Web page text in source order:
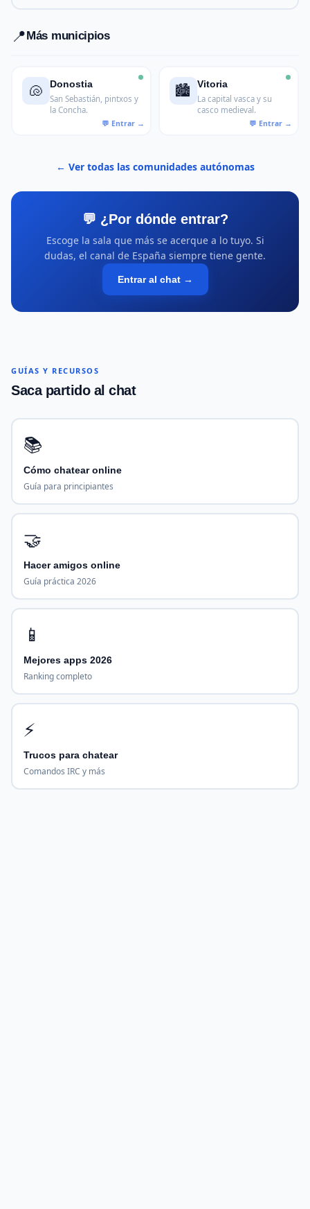
📍Más municipios
🐚
Donostia
San Sebastián, pintxos y
la Concha.
🏙️
Vitoria
La capital vasca y su
casco medieval.
← Ver todas las comunidades autónomas
💬 ¿Por dónde entrar?
Escoge la sala que más se acerque a lo tuyo. Si
dudas, el canal de España siempre tiene gente.
Entrar al chat →
GUÍAS Y RECURSOS
Saca partido al chat
📚
Cómo chatear online
Guía para principiantes
🤝
Hacer amigos online
Guía práctica 2026
📱
Mejores apps 2026
Ranking completo
⚡
Trucos para chatear
Comandos IRC y más